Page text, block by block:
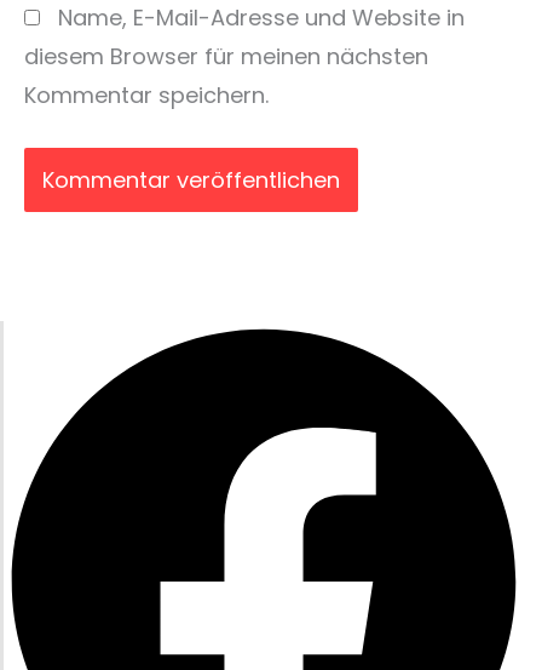
Name, E-Mail-Adresse und Website in
diesem Browser für meinen nächsten
Kommentar speichern.